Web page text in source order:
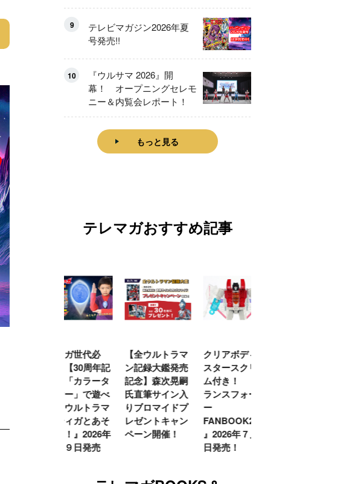
9
テレビマガジン2026年夏
号発売!!
10
『ウルサマ 2026』開
幕！ オープニングセレモ
ニー＆内覧会レポート！
もっと見る
テレマガおすすめ記事
ティガ世代必
見！【30周年記
念】「カラータ
イマー」で遊べ
る『ウルトラマ
ンティガとあそ
ぼう！』2026年
７月９日発売
【全ウルトラマ
ン記録大鑑発売
記念】森次晃嗣
氏直筆サイン入
りブロマイドプ
レゼントキャン
ペーン開催！
クリアボディの
スタースクリー
ム付き！ 『ト
ランスフォーマ
ー
FANBOOK2026
』2026年７月31
日発売！